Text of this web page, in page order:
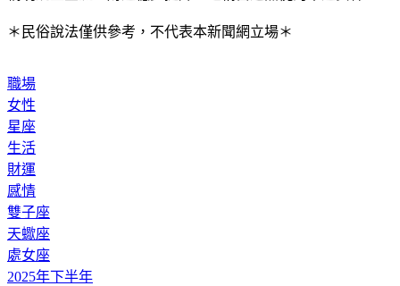
＊民俗說法僅供參考，不代表本新聞網立場＊
職場
女性
星座
生活
財運
感情
雙子座
天蠍座
處女座
2025年下半年